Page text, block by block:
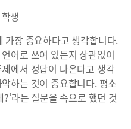
생
장 중요하다고 생각합니다.
어로 쓰여 있든지 상관없이
에서 정답이 나온다고 생각
하는 것이 중요합니다. 평소
라는 질문을 속으로 했던 것